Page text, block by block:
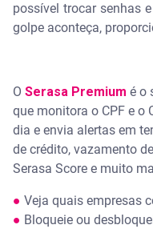
possível trocar senhas
golpe aconteça,
O Serasa Premium é o
que monitora o CPF e o
dia e envia alertas em
de crédito, vazamento
Serasa Score e muito
● Veja quais empresas
● Bloqueie ou